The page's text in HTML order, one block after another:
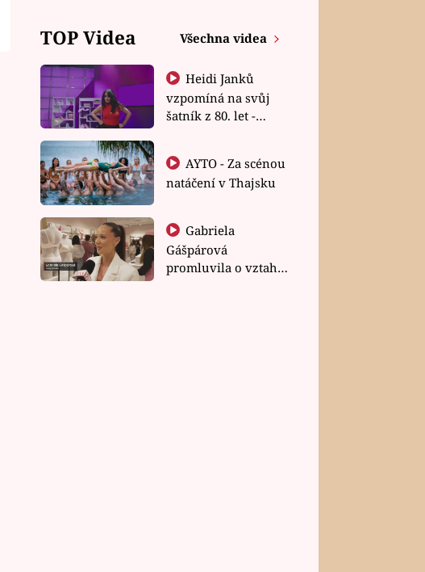
TOP Videa Všechna videa
Heidi Janků
vzpomíná na svůj
šatník z 80. let -
natáčení v Thajsku
Gabriela
Gášpárová
promluvila o vztahu